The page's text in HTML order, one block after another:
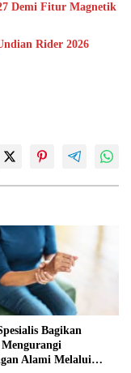
Demi Fitur Magnetik
Rider 2026
Bagikan
Mengurangi
Alami Melalui